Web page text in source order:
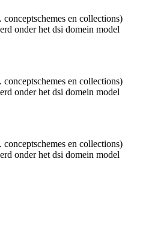
en collections)
onder het dsi domein model
en collections)
onder het dsi domein model
en collections)
onder het dsi domein model